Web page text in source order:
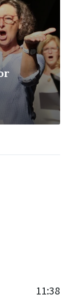
11:38